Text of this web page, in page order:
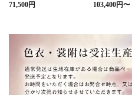
輪袈裟・畳袈裟
法衣かばん・中啓半
装束入
椅子・机・その他仏
打敷・礼盤打敷・下
掛・水引
幕・旗
71,500円 103,400円〜